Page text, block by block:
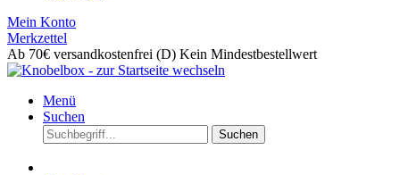
Mein Konto
Merkzettel
Ab 70€ versandkostenfrei (D) Kein Mindestbestellwert
Menü
Suchen
Suchen